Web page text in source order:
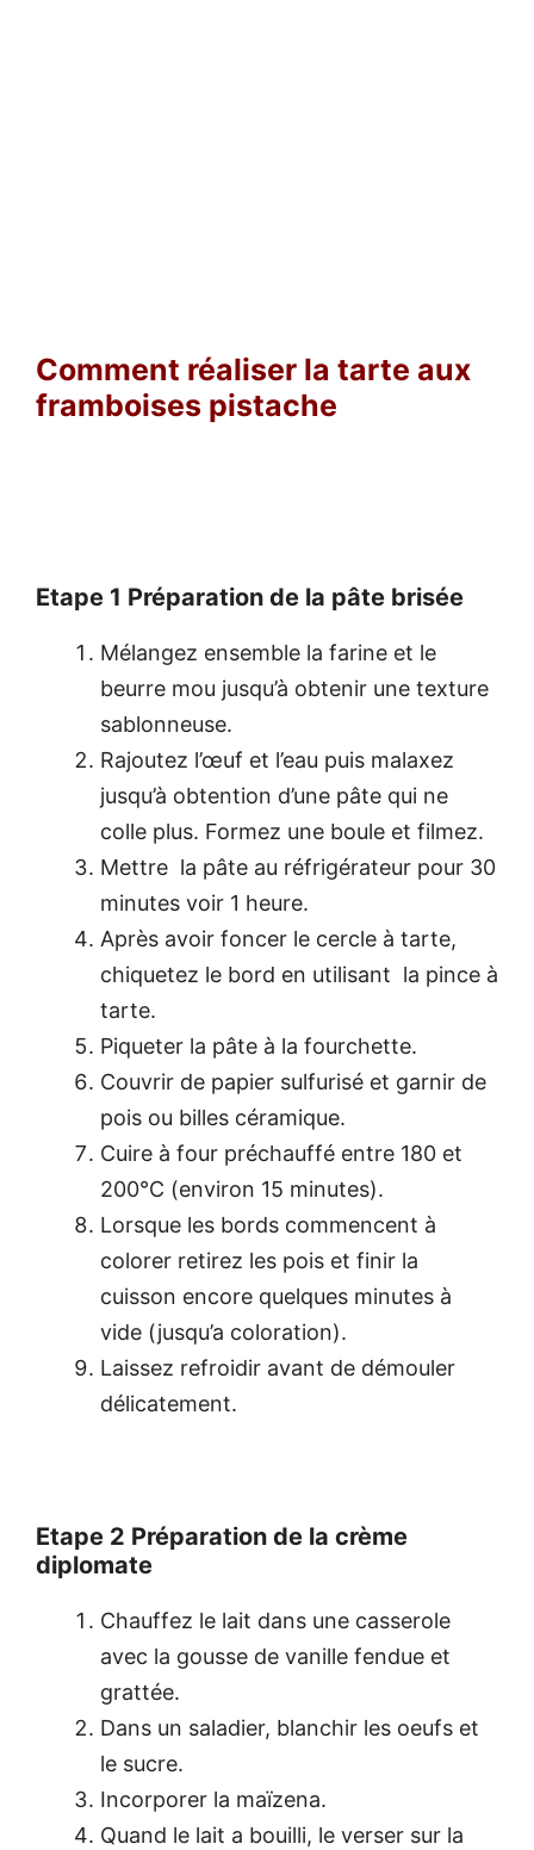
Comment réaliser la tarte aux
framboises pistache
Etape 1 Préparation de la pâte brisée
Mélangez ensemble la farine et le
beurre mou jusqu’à obtenir une texture
sablonneuse.
Rajoutez l’œuf et l’eau puis malaxez
jusqu’à obtention d’une pâte qui ne
colle plus. Formez une boule et filmez.
Mettre la pâte au réfrigérateur pour 30
minutes voir 1 heure.
Après avoir foncer le cercle à tarte,
chiquetez le bord en utilisant la pince à
tarte.
Piqueter la pâte à la fourchette.
Couvrir de papier sulfurisé et garnir de
pois ou billes céramique.
Cuire à four préchauffé entre 180 et
200°C (environ 15 minutes).
Lorsque les bords commencent à
colorer retirez les pois et finir la
cuisson encore quelques minutes à
vide (jusqu’a coloration).
Laissez refroidir avant de démouler
délicatement.
Etape 2 Préparation de la crème
diplomate
Chauffez le lait dans une casserole
avec la gousse de vanille fendue et
grattée.
Dans un saladier, blanchir les oeufs et
le sucre.
Incorporer la maïzena.
Quand le lait a bouilli, le verser sur la